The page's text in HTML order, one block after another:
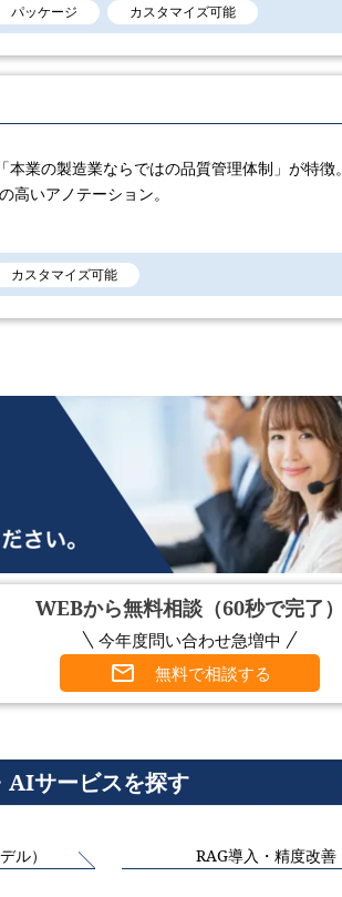
パッケージ カスタマイズ可能
業の製造業ならではの品質管理体制」が特徴。
高いアノテーション。
カスタマイズ可能
WEBから無料相談（60秒で完了）
今年度問い合わせ急増中
無料で相談する
サービスを探す
ル） RAG導入・精度改善